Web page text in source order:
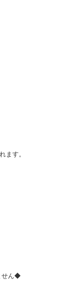
ます。
せん◆